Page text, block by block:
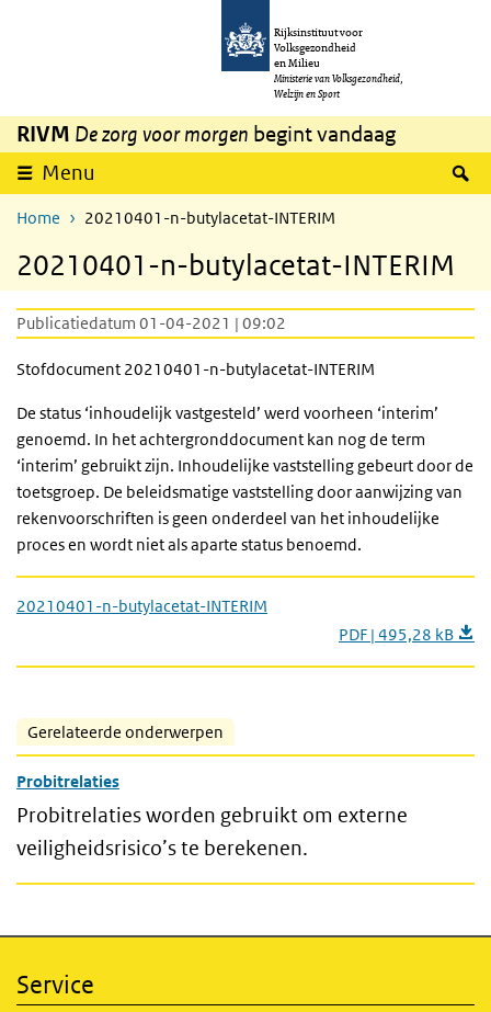
Overslaan en naar de inhoud gaan
Rijksinstituut voor
Volksgezondheid
en Milieu
Ministerie van Volksgezondheid,
Welzijn en Sport
RIVM De zorg voor morgen begint vandaag
Menu
Home 20210401-n-butylacetat-INTERIM
20210401-n-butylacetat-INTERIM
Publicatiedatum 01-04-2021 | 09:02
Stofdocument 20210401-n-butylacetat-INTERIM
De status ‘inhoudelijk vastgesteld’ werd voorheen ‘interim’
genoemd. In het achtergronddocument kan nog de term
‘interim’ gebruikt zijn. Inhoudelijke vaststelling gebeurt door de
toetsgroep. De beleidsmatige vaststelling door aanwijzing van
rekenvoorschriften is geen onderdeel van het inhoudelijke
proces en wordt niet als aparte status benoemd.
20210401-n-butylacetat-INTERIM
PDF | 495,28 kB
Gerelateerde onderwerpen
Probitrelaties
Probitrelaties worden gebruikt om externe
veiligheidsrisico’s te berekenen.
Service